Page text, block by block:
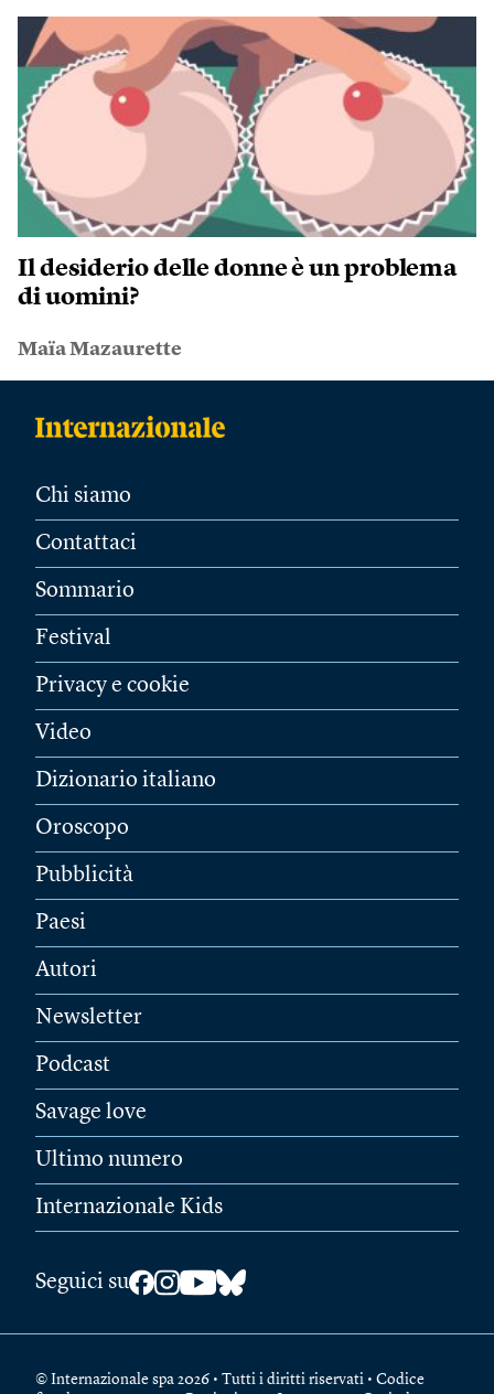
Il desiderio delle donne è un problema
di uomini?
Maïa Mazaurette
Chi siamo
Contattaci
Sommario
Festival
Privacy e cookie
Video
Dizionario italiano
Oroscopo
Pubblicità
Paesi
Autori
Newsletter
Podcast
Savage love
Ultimo numero
Internazionale Kids
Seguici su
© Internazionale spa 2026 • Tutti i diritti riservati • Codice